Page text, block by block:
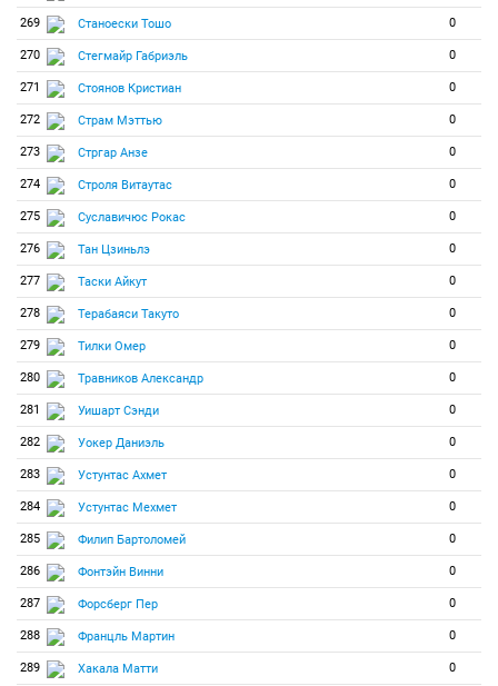
269 Станоески Тошо 0
270 Стегмайр Габриэль 0
271 Стоянов Кристиан 0
272 Страм Мэттью 0
273 Стргар Анзе 0
274 Строля Витаутас 0
275 Суславичюс Рокас 0
276 Тан Цзиньлэ 0
277 Таски Айкут 0
278 Терабаяси Такуто 0
279 Тилки Омер 0
280 Травников Александр 0
281 Уишарт Сэнди 0
282 Уокер Даниэль 0
283 Устунтас Ахмет 0
284 Устунтас Мехмет 0
285 Филип Бартоломей 0
286 Фонтэйн Винни 0
287 Форсберг Пер 0
288 Францль Мартин 0
289 Хакала Матти 0